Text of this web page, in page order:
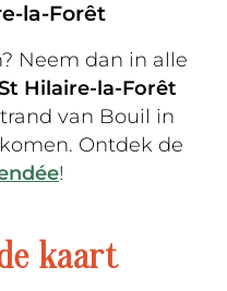
la-Forêt
Neem dan in alle
Hilaire-la-Forêt
van Bouil in
Ontdek de
!
kaart